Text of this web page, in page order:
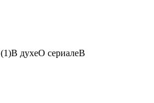
(1)В духеО сериалеВ